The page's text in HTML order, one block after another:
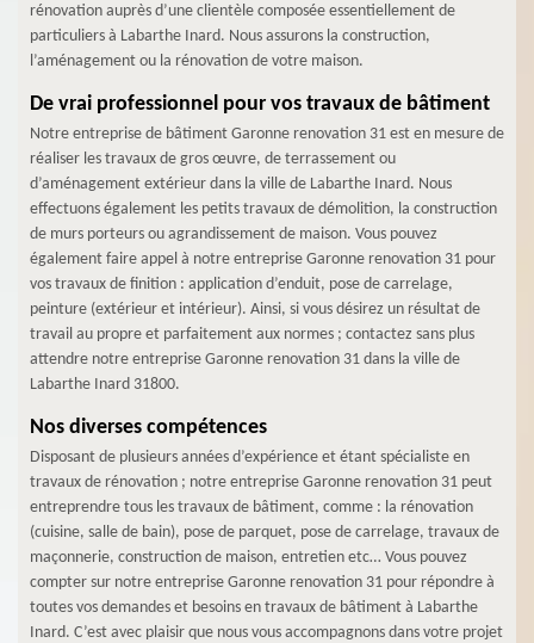
rénovation auprès d’une clientèle composée essentiellement de
particuliers à Labarthe Inard. Nous assurons la construction,
l’aménagement ou la rénovation de votre maison.
De vrai professionnel pour vos travaux de bâtiment
Notre entreprise de bâtiment Garonne renovation 31 est en mesure de
réaliser les travaux de gros œuvre, de terrassement ou
d’aménagement extérieur dans la ville de Labarthe Inard. Nous
effectuons également les petits travaux de démolition, la construction
de murs porteurs ou agrandissement de maison. Vous pouvez
également faire appel à notre entreprise Garonne renovation 31 pour
vos travaux de finition : application d’enduit, pose de carrelage,
peinture (extérieur et intérieur). Ainsi, si vous désirez un résultat de
travail au propre et parfaitement aux normes ; contactez sans plus
attendre notre entreprise Garonne renovation 31 dans la ville de
Labarthe Inard 31800.
Nos diverses compétences
Disposant de plusieurs années d’expérience et étant spécialiste en
travaux de rénovation ; notre entreprise Garonne renovation 31 peut
entreprendre tous les travaux de bâtiment, comme : la rénovation
(cuisine, salle de bain), pose de parquet, pose de carrelage, travaux de
maçonnerie, construction de maison, entretien etc… Vous pouvez
compter sur notre entreprise Garonne renovation 31 pour répondre à
toutes vos demandes et besoins en travaux de bâtiment à Labarthe
Inard. C’est avec plaisir que nous vous accompagnons dans votre projet